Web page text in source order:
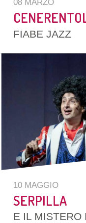
08 MARZO
FIABE JAZZ
10 MAGGIO
SERPILLA
E IL MISTERO